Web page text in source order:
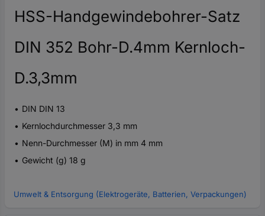
HSS-Handgewindebohrer-Satz
DIN 352 Bohr-D.4mm Kernloch-
D.3,3mm
DIN DIN 13
Kernlochdurchmesser 3,3 mm
Nenn-Durchmesser (M) in mm 4 mm
Gewicht (g) 18 g
Umwelt & Entsorgung (Elektrogeräte, Batterien, Verpackungen)